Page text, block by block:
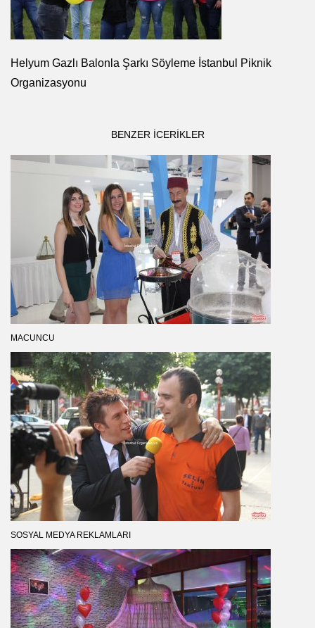
Helyum Gazlı Balonla Şarkı Söyleme İstanbul Piknik
Organizasyonu
BENZER ICERIKLER
MACUNCU
SOSYAL MEDYA REKLAMLARI